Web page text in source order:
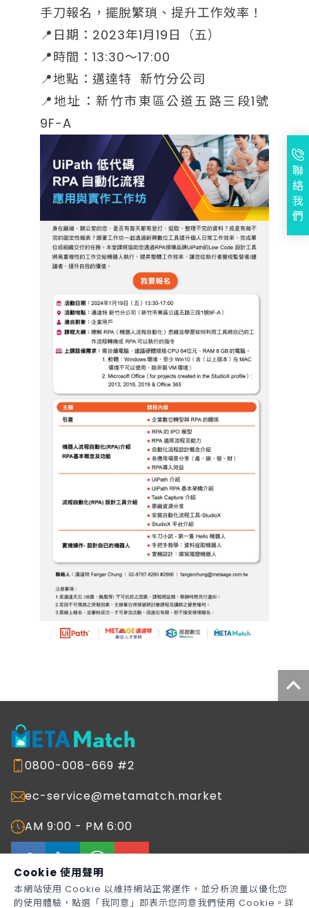
手刀報名，擺脫繁瑣、提升工作效率！
📍日期：2023年1月19日（五）
📍時間：13:30～17:00
📍地點：邁達特 新竹分公司
📍地址：新竹市東區公道五路三段1號
9F-A
聯
絡
我
們
0800-008-669 #2
ec-service@metamatch.market
AM 9:00 - PM 6:00
Cookie 使用聲明
本網站使用 Cookie 以維持網站正常運作，並分析流量以優化您
的使用體驗，點選「我同意」即表示您同意我們使用 Cookie。詳